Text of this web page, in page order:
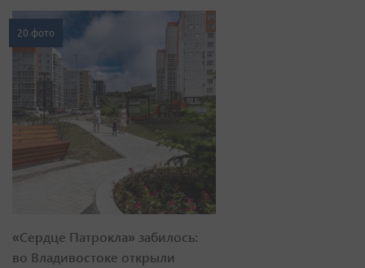
20 фото
«Сердце Патрокла» забилось:
во Владивостоке открыли